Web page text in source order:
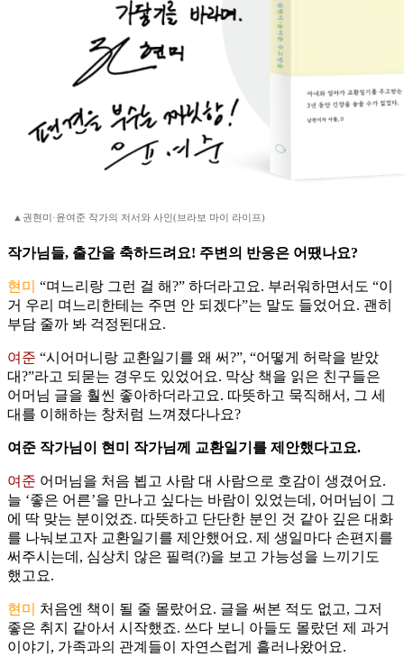
▲권현미·윤여준 작가의 저서와 사인(브라보 마이 라이프)
작가님들, 출간을 축하드려요! 주변의 반응은 어땠나요?
현미
“며느리랑 그런 걸 해?” 하더라고요. 부러워하면서도 “이
거 우리 며느리한테는 주면 안 되겠다”는 말도 들었어요. 괜히
부담 줄까 봐 걱정된대요.
여준 “시어머니랑 교환일기를 왜 써?”, “어떻게 허락을 받았
대?”라고 되묻는 경우도 있었어요. 막상 책을 읽은 친구들은
어머님 글을 훨씬 좋아하더라고요. 따뜻하고 묵직해서, 그 세
대를 이해하는 창처럼 느껴졌다나요?
여준 작가님이 현미 작가님께 교환일기를 제안했다고요.
여준 어머님을 처음 뵙고 사람 대 사람으로 호감이 생겼어요.
늘 ‘좋은 어른’을 만나고 싶다는 바람이 있었는데, 어머님이 그
에 딱 맞는 분이었죠. 따뜻하고 단단한 분인 것 같아 깊은 대화
를 나눠보고자 교환일기를 제안했어요. 제 생일마다 손편지를
써주시는데, 심상치 않은 필력(?)을 보고 가능성을 느끼기도
했고요.
현미
처음엔 책이 될 줄 몰랐어요. 글을 써본 적도 없고, 그저
좋은 취지 같아서 시작했죠. 쓰다 보니 아들도 몰랐던 제 과거
이야기, 가족과의 관계들이 자연스럽게 흘러나왔어요.